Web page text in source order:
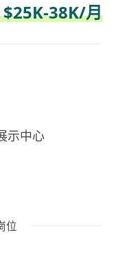
38K/月
示中心
人、
位